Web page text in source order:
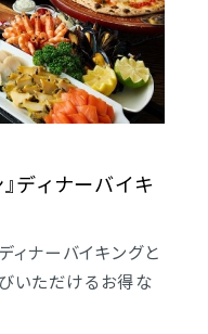
ディナーバイキ
ディナーバイキングと
いただけるお得な